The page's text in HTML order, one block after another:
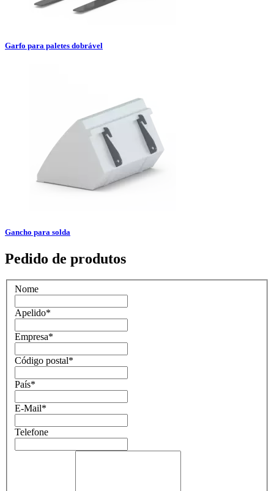
Garfo para paletes dobrável
Gancho para solda
Pedido de produtos
Nome
Apelido*
Empresa*
Código postal*
País*
E-Mail*
Telefone